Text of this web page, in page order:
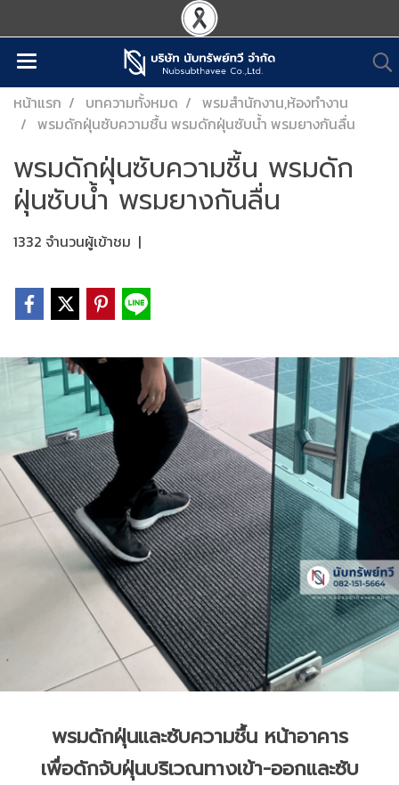
หน้าแรก บทความทั้งหมด
พรมสำนักงาน,ห้องทำงาน
พรมดักฝุ่นซับความชื้น พรมดักฝุ่นซับน้ำ พรมยางกันลื่น
พรมดักฝุ่นซับความชื้น พรมดัก
ฝุ่นซับน้ำ พรมยางกันลื่น
1332 จำนวนผู้เข้าชม |
พรมดักฝุ่นและซับความชื้น หน้าอาคาร
เพื่อดักจับฝุ่นบริเวณทางเข้า-ออกและซับ